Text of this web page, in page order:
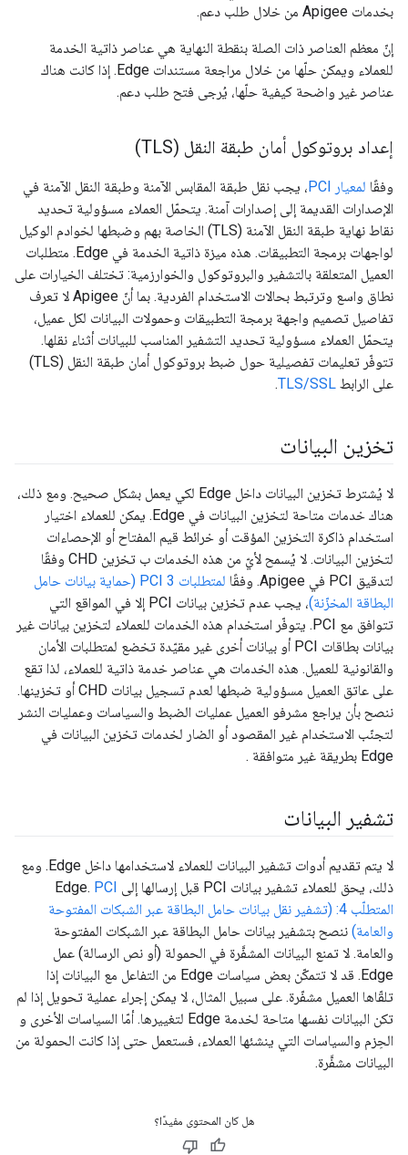
بخدمات Apigee من خلال طلب دعم.
إنّ معظم العناصر ذات الصلة بنقطة النهاية هي عناصر ذاتية الخدمة
للعملاء ويمكن حلّها من خلال مراجعة مستندات Edge. إذا كانت هناك
عناصر غير واضحة كيفية حلّها، يُرجى فتح طلب دعم.
إعداد بروتوكول أمان طبقة النقل (TLS)
وفقًا لمعيار PCI
، يجب نقل طبقة المقابس الآمنة وطبقة النقل الآمنة في
الإصدارات القديمة إلى إصدارات آمنة. يتحمّل العملاء مسؤولية تحديد
نقاط نهاية طبقة النقل الآمنة (TLS) الخاصة بهم وضبطها لخوادم الوكيل
لواجهات برمجة التطبيقات. هذه ميزة ذاتية الخدمة في Edge. متطلبات
العميل المتعلقة بالتشفير والبروتوكول والخوارزمية: تختلف الخيارات على
نطاق واسع وترتبط بحالات الاستخدام الفردية. بما أنّ Apigee لا تعرف
تفاصيل تصميم واجهة برمجة التطبيقات وحمولات البيانات لكل عميل،
يتحمّل العملاء مسؤولية تحديد التشفير المناسب للبيانات أثناء نقلها.
تتوفّر تعليمات تفصيلية حول ضبط بروتوكول أمان طبقة النقل (TLS)
على الرابط TLS/SSL
.
تخزين البيانات
لا يُشترط تخزين البيانات داخل Edge لكي يعمل بشكل صحيح. ومع ذلك،
هناك خدمات متاحة لتخزين البيانات في Edge. يمكن للعملاء اختيار
استخدام ذاكرة التخزين المؤقت أو خرائط قيم المفتاح أو الإحصاءات
لتخزين البيانات. لا يُسمح لأيّ من هذه الخدمات ب تخزين CHD وفقًا
لتدقيق PCI في Apigee. وفقًا
لمتطلبات PCI 3 (حماية بيانات حامل
البطاقة المخزّنة)
، يجب عدم تخزين بيانات PCI إلا في المواقع التي
تتوافق مع PCI. يتوفّر استخدام هذه الخدمات للعملاء لتخزين بيانات غير
بيانات بطاقات PCI أو بيانات أخرى غير مقيّدة تخضع لمتطلبات الأمان
والقانونية للعميل. هذه الخدمات هي عناصر خدمة ذاتية للعملاء، لذا تقع
على عاتق العميل مسؤولية ضبطها لعدم تسجيل بيانات CHD أو تخزينها.
ننصح بأن يراجع مشرفو العميل عمليات الضبط والسياسات وعمليات النشر
لتجنّب الاستخدام غير المقصود أو الضار لخدمات تخزين البيانات في
Edge بطريقة غير متوافقة .
تشفير البيانات
لا يتم تقديم أدوات تشفير البيانات للعملاء لاستخدامها داخل Edge. ومع
ذلك، يحق للعملاء تشفير بيانات PCI قبل إرسالها إلى Edge.
PCI
المتطلّب 4: (تشفير نقل بيانات حامل البطاقة عبر الشبكات المفتوحة
والعامة) ننصح بتشفير بيانات حامل البطاقة عبر الشبكات المفتوحة
والعامة. لا تمنع البيانات المشفَّرة في الحمولة (أو نص الرسالة) عمل
Edge. قد لا تتمكّن بعض سياسات Edge من التفاعل مع البيانات إذا
تلقّاها العميل مشفّرة. على سبيل المثال، لا يمكن إجراء عملية تحويل إذا لم
تكن البيانات نفسها متاحة لخدمة Edge لتغييرها. أمّا السياسات الأخرى و
الحِزم والسياسات التي ينشئها العملاء، فستعمل حتى إذا كانت الحمولة من
البيانات مشفَّرة.
هل كان المحتوى مفيدًا؟